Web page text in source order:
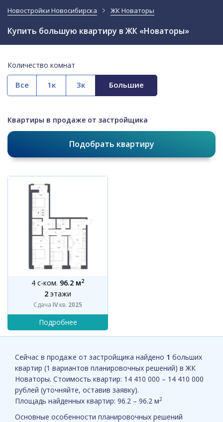
Новостройки Новосибирска ЖК Новаторы
Купить большую квартиру в ЖК «Новаторы»
Количество комнат
Все
Сейчас в продаже от застройщика найдено 1 больших
квартир (1 вариантов планировочных решений) в ЖК
Новаторы. Стоимость квартир: 14 410 000 – 14 410 000
рублей (уточняйте, оставив заявку).
Площадь найденных квартир: 96.2 – 96.2 м2
Основные особенности планировочных решений
Квартиры в продаже от застройщика
Подобрать квартиру
4 с-ком. 96.2 м2
2 этажи
Сдача IVкв. 2025